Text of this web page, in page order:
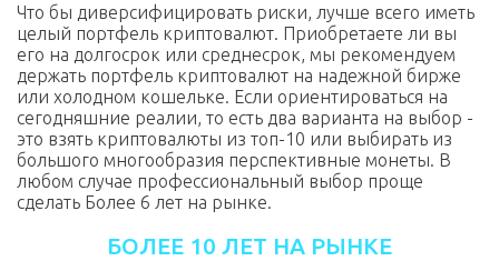
Что бы диверсифицировать риски, лучше всего иметь
целый портфель криптовалют. Приобретаете ли вы
его на долгосрок или среднесрок, мы рекомендуем
держать портфель криптовалют на надежной бирже
или холодном кошельке. Если ориентироваться на
сегодняшние реалии, то есть два варианта на выбор -
это взять криптовалюты из топ-10 или выбирать из
большого многообразия перспективные монеты. В
любом случае профессиональный выбор проще
сделать Более 6 лет на рынке.
БОЛЕЕ 10 ЛЕТ НА РЫНКЕ